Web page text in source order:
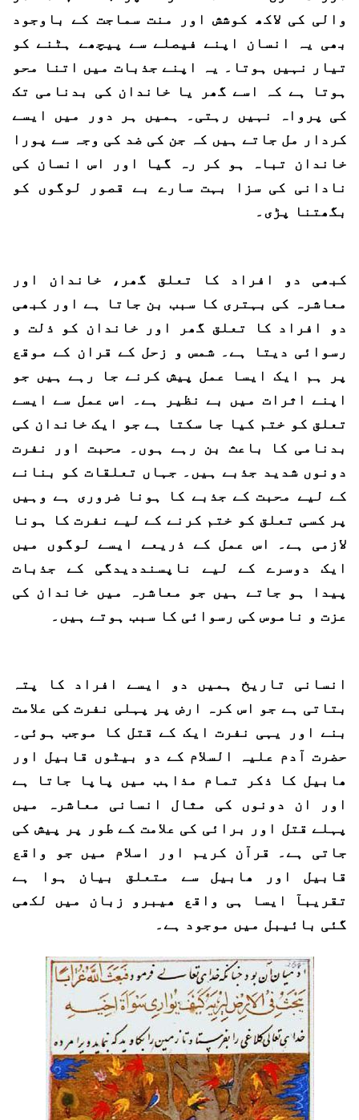
والی کی لاکھ کوشش اور منت سماجت کے باوجود
بھی یہ انسان اپنے فیصلے سے پیچھے ہٹنے کو
تیار نہیں ہوتا۔ یہ اپنے جذبات میں اتنا محو
ہوتا ہے کہ اسے گھر یا خاندان کی بدنامی تک
کی پرواہ نہیں رہتی۔ ہمیں ہر دور میں ایسے
کردار مل جاتے ہیں کہ جن کی ضد کی وجہ سے پورا
خاندان تباہ ہو کر رہ گیا اور اس انسان کی
نادانی کی سزا بہت سارے بے قصور لوگوں کو
بگھتنا پڑی۔
کبھی دو افراد کا تعلق گھر، خاندان اور
معاشرہ کی بہتری کا سبب بن جاتا ہے اور کبھی
دو افراد کا تعلق گھر اور خاندان کو ذلت و
رسوائی دیتا ہے۔ شمس و زحل کے قران کے موقع
پر ہم ایک ایسا عمل پیش کرنے جا رہے ہیں جو
اپنے اثرات میں بے نظیر ہے۔ اس عمل سے ایسے
تعلق کو ختم کیا جا سکتا ہے جو ایک خاندان کی
بدنامی کا باعث بن رہے ہوں۔ محبت اور نفرت
دونوں شدید جذبے ہیں۔ جہاں تعلقات کو بنانے
کے لیے محبت کے جذبے کا ہونا ضروری ہے وہیں
پر کسی تعلق کو ختم کرنے کے لیے نفرت کا ہونا
لازمی ہے۔ اس عمل کے ذریعے ایسے لوگوں میں
ایک دوسرے کے لیے ناپسنددیدگی کے جذبات
پیدا ہو جاتے ہیں جو معاشرہ میں خاندان کی
عزت و ناموس کی رسوائی کا سبب ہوتے ہیں۔
انسانی تاریخ ہمیں دو ایسے افراد کا پتہ
بتاتی ہے جو اس کرہ ارض پر پہلی نفرت کی علامت
بنے اور یہی نفرت ایک کے قتل کا موجب ہوئی۔
حضرت آدم علیہ السلام کے دو بیٹوں قابیل اور
ھابیل کا ذکر تمام مذاہب میں پاپا جاتا ہے
اور ان دونوں کی مثال انسانی معاشرہ میں
پہلے قتل اور برائی کی علامت کے طور پر پیش کی
جاتی ہے۔ قرآن کریم اور اسلام میں جو واقع
قابیل اور ھابیل سے متعلق بیان ہوا ہے
تقریبآ ایسا ہی واقع ھیبرو زبان میں لکھی
گئی بائیبل میں موجود ہے۔